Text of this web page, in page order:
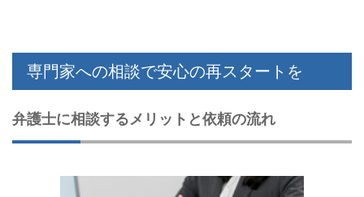
専門家への相談で安心の再スタートを
弁護士に相談するメリットと依頼の流れ